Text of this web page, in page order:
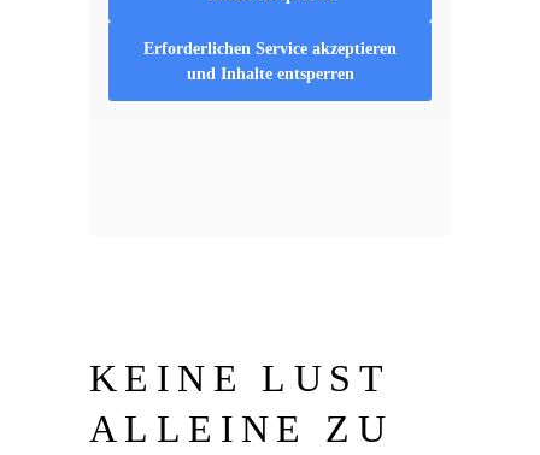
Erforderlichen Service akzeptieren
und Inhalte entsperren
KEINE LUST
ALLEINE ZU